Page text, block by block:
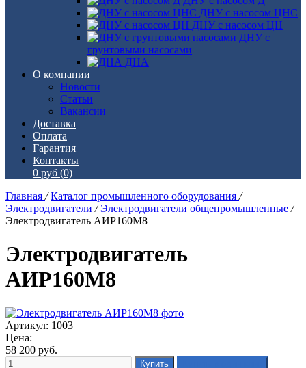
ДНУ с насосом ЦНС
ДНУ с насосом ЦН
ДНУ с
грунтовыми насосами
ДНА
О компании
Новости
Статьи
Вакансии
Доставка
Оплата
Гарантия
Контакты
0 руб (0)
Главная / Каталог промышленного оборудования /
Электродвигатели / Электродвигатели общепромышленные /
Электродвигатель АИР160М8
Электродвигатель
АИР160М8
Артикул: 1003
Цена:
58 200 руб.